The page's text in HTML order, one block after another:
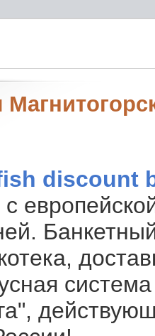
discount